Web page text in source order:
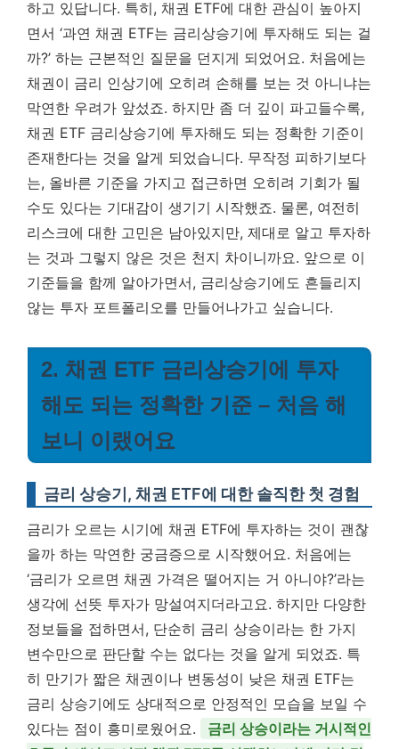
하고 있답니다. 특히, 채권 ETF에 대한 관심이 높아지
면서 ‘과연 채권 ETF는 금리상승기에 투자해도 되는 걸
까?’ 하는 근본적인 질문을 던지게 되었어요. 처음에는
채권이 금리 인상기에 오히려 손해를 보는 것 아니냐는
막연한 우려가 앞섰죠. 하지만 좀 더 깊이 파고들수록,
채권 ETF 금리상승기에 투자해도 되는 정확한 기준이
존재한다는 것을 알게 되었습니다. 무작정 피하기보다
는, 올바른 기준을 가지고 접근하면 오히려 기회가 될
수도 있다는 기대감이 생기기 시작했죠. 물론, 여전히
리스크에 대한 고민은 남아있지만, 제대로 알고 투자하
는 것과 그렇지 않은 것은 천지 차이니까요. 앞으로 이
기준들을 함께 알아가면서, 금리상승기에도 흔들리지
않는 투자 포트폴리오를 만들어나가고 싶습니다.
2. 채권 ETF 금리상승기에 투자
해도 되는 정확한 기준 – 처음 해
보니 이랬어요
금리 상승기, 채권 ETF에 대한 솔직한 첫 경험
금리가 오르는 시기에 채권 ETF에 투자하는 것이 괜찮
을까 하는 막연한 궁금증으로 시작했어요. 처음에는
‘금리가 오르면 채권 가격은 떨어지는 거 아니야?’라는
생각에 선뜻 투자가 망설여지더라고요. 하지만 다양한
정보들을 접하면서, 단순히 금리 상승이라는 한 가지
변수만으로 판단할 수는 없다는 것을 알게 되었죠. 특
히 만기가 짧은 채권이나 변동성이 낮은 채권 ETF는
금리 상승기에도 상대적으로 안정적인 모습을 보일 수
있다는 점이 흥미로웠어요.
금리 상승이라는 거시적인